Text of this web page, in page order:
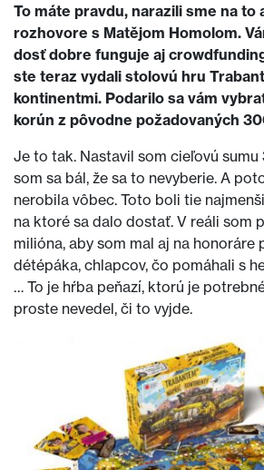
To máte pravdu, narazili sme na to
rozhovore s Matějom Homolom.
dosť dobre funguje aj
ste teraz vydali stolovú hru
kontinentmi. Podarilo sa vám
korún z pôvodne požadovaných
Je to tak. Nastavil som cieľovú
som sa bál, že sa to nevyberie. A
nerobila vôbec. Toto boli tie
na ktoré sa dalo dostať. V reáli som
milióna, aby som mal aj na honoráre
détépáka, chlapcov, čo pomáhali s
… To je hŕba peňazí, ktorú je
proste nevedel, či to vyjde.